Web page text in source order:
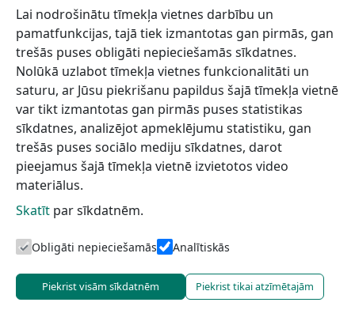
Brīvdienu māja “Silupes”
Uzzināt vairāk
Lai nodrošinātu tīmekļa vietnes darbību un
pamatfunkcijas, tajā tiek izmantotas gan pirmās, gan
trešās puses obligāti nepieciešamās sīkdatnes.
Nolūkā uzlabot tīmekļa vietnes funkcionalitāti un
saturu, ar Jūsu piekrišanu papildus šajā tīmekļa vietnē
var tikt izmantotas gan pirmās puses statistikas
sīkdatnes, analizējot apmeklējumu statistiku, gan
trešās puses sociālo mediju sīkdatnes, darot
pieejamus šajā tīmekļa vietnē izvietotos video
materiālus.
Skatīt par sīkdatnēm.
Obligāti nepieciešamās Analītiskās
Piekrist visām sīkdatnēm Piekrist tikai atzīmētajām